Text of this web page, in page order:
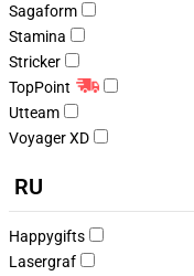
Sagaform
Stamina
Stricker
TopPoint
Utteam
Voyager XD
RU
Happygifts
Lasergraf